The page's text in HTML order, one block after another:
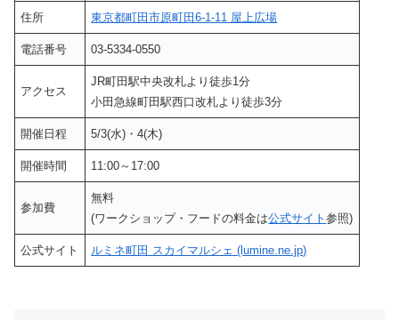
住所 東京都町田市原町田6-1-11 屋上広場
電話番号 03-5334-0550
アクセス
JR町田駅中央改札より徒歩1分
小田急線町田駅西口改札より徒歩3分
開催日程 5/3(水)・4(木)
開催時間 11:00～17:00
参加費
無料
(ワークショップ・フードの料金は公式サイト参照)
公式サイト ルミネ町田 スカイマルシェ (lumine.ne.jp)